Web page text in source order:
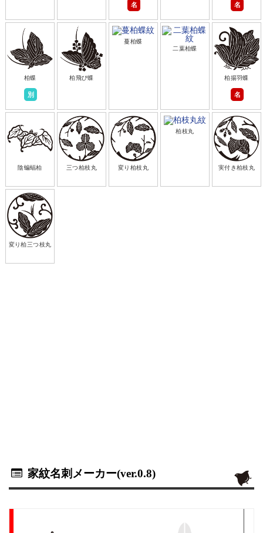
名 名
柏蝶
別
柏飛び蝶
蔓柏蝶
二葉柏蝶
柏揚羽蝶
名
陰蝙蝠柏 三つ柏枝丸 変り柏枝丸
柏枝丸
実付き柏枝丸
変り柏三つ枝丸
家紋名刺メーカー(ver.0.8)